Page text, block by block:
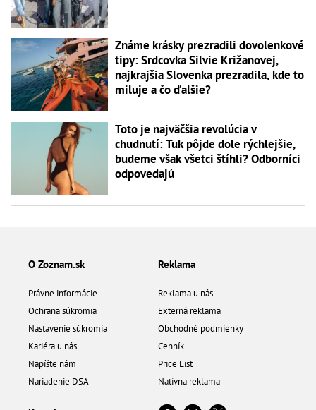
Známe krásky prezradili dovolenkové
tipy: Srdcovka Silvie Križanovej,
najkrajšia Slovenka prezradila, kde to
miluje a čo ďalšie?
Toto je najväčšia revolúcia v
chudnutí: Tuk pôjde dole rýchlejšie,
budeme však všetci štíhli? Odborníci
odpovedajú
O Zoznam.sk
Právne informácie
Ochrana súkromia
Nastavenie súkromia
Kariéra u nás
Napíšte nám
Nariadenie DSA
Reklama
Reklama u nás
Externá reklama
Obchodné podmienky
Cenník
Price List
Natívna reklama